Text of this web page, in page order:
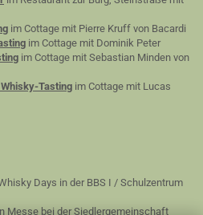
im Cottage mit Pierre Kruff von Bacardi
im Cottage mit Dominik Peter
im Cottage mit Sebastian Minden von
Tasting im Cottage mit Lucas
Days in der BBS I / Schulzentrum
Messe bei der Siedlergemeinschaft